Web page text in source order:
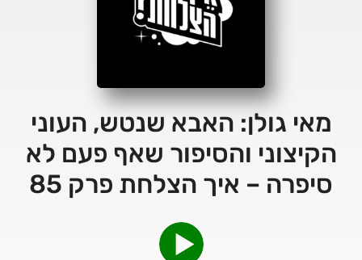
מאי גולן: האבא שנטש, העוני
הקיצוני והסיפור שאף פעם לא
סיפרה – איך הצלחת פרק 85